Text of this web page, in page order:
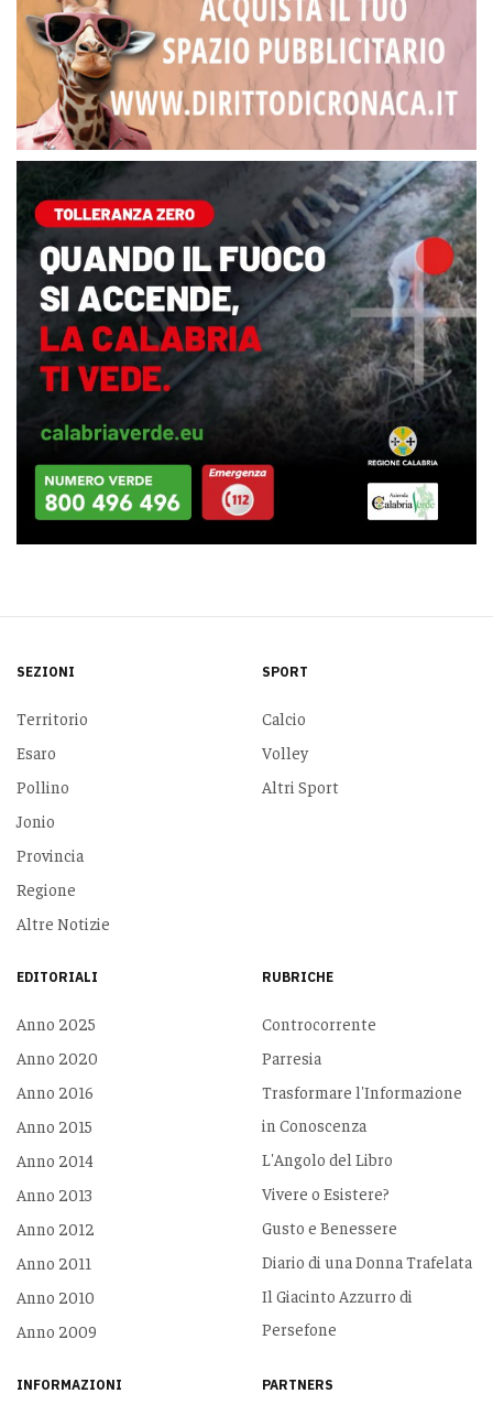
SEZIONI
Territorio
Esaro
Pollino
Jonio
Provincia
Regione
Altre Notizie
SPORT
Calcio
Volley
Altri Sport
EDITORIALI
Anno 2025
Anno 2020
Anno 2016
Anno 2015
Anno 2014
Anno 2013
Anno 2012
Anno 2011
Anno 2010
Anno 2009
RUBRICHE
Controcorrente
Parresia
Trasformare l'Informazione
in Conoscenza
L'Angolo del Libro
Vivere o Esistere?
Gusto e Benessere
Diario di una Donna Trafelata
Il Giacinto Azzurro di
Persefone
INFORMAZIONI PARTNERS